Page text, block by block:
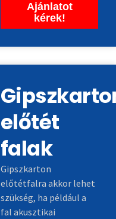
Ajánlatot
kérek!
előtét
falak
Gipszkarton
előtétfalra akkor lehet
szükség, ha például a
fal akusztikai